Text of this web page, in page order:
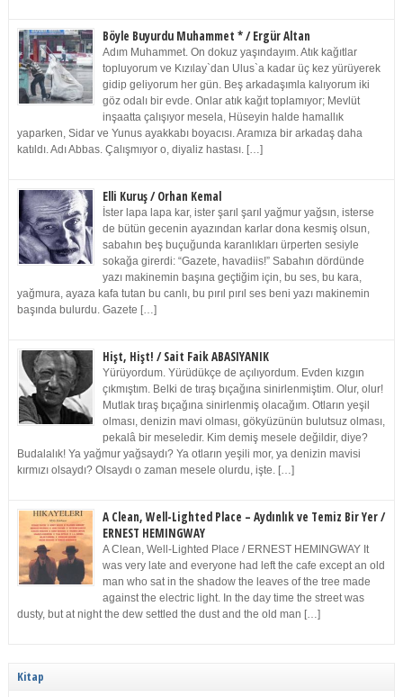
Böyle Buyurdu Muhammet * / Ergür Altan
Adım Muhammet. On dokuz yaşındayım. Atık kağıtlar
topluyorum ve Kızılay`dan Ulus`a kadar üç kez yürüyerek
gidip geliyorum her gün. Beş arkadaşımla kalıyorum iki
göz odalı bir evde. Onlar atık kağıt toplamıyor; Mevlüt
inşaatta çalışıyor mesela, Hüseyin halde hamallık
yaparken, Sidar ve Yunus ayakkabı boyacısı. Aramıza bir arkadaş daha
katıldı. Adı Abbas. Çalışmıyor o, diyaliz hastası. […]
Elli Kuruş / Orhan Kemal
İster lapa lapa kar, ister şarıl şarıl yağmur yağsın, isterse
de bütün gecenin ayazından karlar dona kesmiş olsun,
sabahın beş buçuğunda karanlıkları ürperten sesiyle
sokağa girerdi: “Gazete, havadiis!” Sabahın dördünde
yazı makinemin başına geçtiğim için, bu ses, bu kara,
yağmura, ayaza kafa tutan bu canlı, bu pırıl pırıl ses beni yazı makinemin
başında bulurdu. Gazete […]
Hişt, Hişt! / Sait Faik ABASIYANIK
Yürüyordum. Yürüdükçe de açılıyordum. Evden kızgın
çıkmıştım. Belki de tıraş bıçağına sinirlenmiştim. Olur, olur!
Mutlak tıraş bıçağına sinirlenmiş olacağım. Otların yeşil
olması, denizin mavi olması, gökyüzünün bulutsuz olması,
pekalâ bir meseledir. Kim demiş mesele değildir, diye?
Budalalık! Ya yağmur yağsaydı? Ya otların yeşili mor, ya denizin mavisi
kırmızı olsaydı? Olsaydı o zaman mesele olurdu, işte. […]
A Clean, Well-Lighted Place – Aydınlık ve Temiz Bir Yer /
ERNEST HEMINGWAY
A Clean, Well-Lighted Place / ERNEST HEMINGWAY It
was very late and everyone had left the cafe except an old
man who sat in the shadow the leaves of the tree made
against the electric light. In the day time the street was
dusty, but at night the dew settled the dust and the old man […]
Kitap